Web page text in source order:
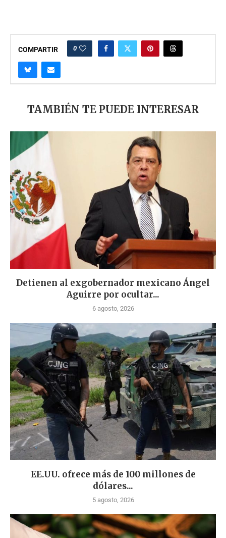
COMPARTIR 0
TAMBIÉN TE PUEDE INTERESAR
Detienen al exgobernador mexicano Ángel
Aguirre por ocultar...
6 agosto, 2026
EE.UU. ofrece más de 100 millones de
dólares...
5 agosto, 2026